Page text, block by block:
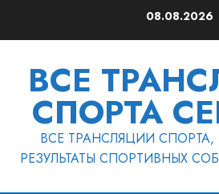
08.08.2026
ВСЕ
СПОРТА
ВСЕ ТРАНСЛЯЦИИ
РЕЗУЛЬТАТЫ СПОРТИВНЫХ